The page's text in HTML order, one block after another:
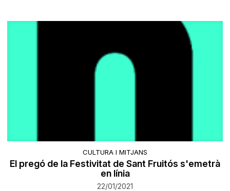
CULTURA I MITJANS
El pregó de la Festivitat de Sant Fruitós s'emetrà
en línia
22/01/2021